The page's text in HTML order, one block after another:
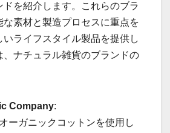
を紹介します。これらのブラ
な素材と製造プロセスに重点を
ライフスタイル製品を提供し
、ナチュラル雑貨のブランドの
Company:
ーガニックコットンを使用し